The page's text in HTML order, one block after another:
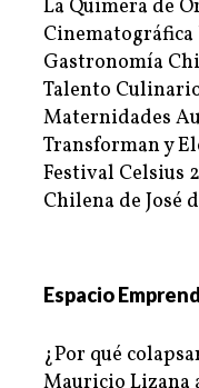
La Quimera de
Cinematográfica
Gastronomía
Talento
Maternidades
Transforman y
Festival Celsius
Chilena de José
Espacio
¿Por qué